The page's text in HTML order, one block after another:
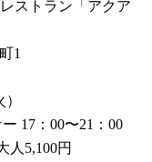
ストラン「アクア
1
17：00〜21：00
人5,100円